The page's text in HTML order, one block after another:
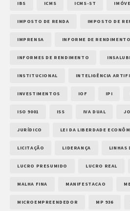
IBS ICMS ICMS-ST
IMPOSTO DE RENDA IMPOSTO DE
IMPRENSA INFORME DE
INFORMES DE RENDIMENTO
INSTITUCIONAL INTELIGÊNCIA
INVESTIMENTOS IOF IPI
ISO 9001 ISS IVA DUAL
JURÍDICO LEI DA LIBERDADE
LICITAÇÃO LIDERANÇA LINHAS
LUCRO PRESUMIDO LUCRO REAL
MALHA FINA MANIFESTACAO
MICROEMPREENDEDOR MP 936